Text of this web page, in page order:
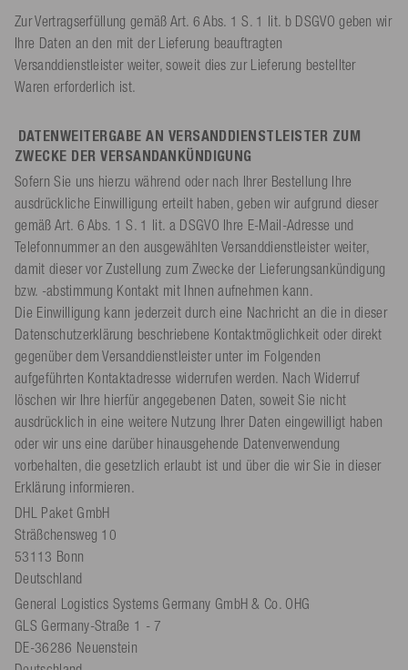
Zur Vertragserfüllung gemäß Art. 6 Abs. 1 S. 1 lit. b DSGVO geben wir
Ihre Daten an den mit der Lieferung beauftragten
Versanddienstleister weiter, soweit dies zur Lieferung bestellter
Waren erforderlich ist.
DATENWEITERGABE AN VERSANDDIENSTLEISTER ZUM
ZWECKE DER VERSANDANKÜNDIGUNG
Sofern Sie uns hierzu während oder nach Ihrer Bestellung Ihre
ausdrückliche Einwilligung erteilt haben, geben wir aufgrund dieser
gemäß Art. 6 Abs. 1 S. 1 lit. a DSGVO Ihre E-Mail-Adresse und
Telefonnummer an den ausgewählten Versanddienstleister weiter,
damit dieser vor Zustellung zum Zwecke der Lieferungsankündigung
bzw. -abstimmung Kontakt mit Ihnen aufnehmen kann.
Die Einwilligung kann jederzeit durch eine Nachricht an die in dieser
Datenschutzerklärung beschriebene Kontaktmöglichkeit oder direkt
gegenüber dem Versanddienstleister unter im Folgenden
aufgeführten Kontaktadresse widerrufen werden. Nach Widerruf
löschen wir Ihre hierfür angegebenen Daten, soweit Sie nicht
ausdrücklich in eine weitere Nutzung Ihrer Daten eingewilligt haben
oder wir uns eine darüber hinausgehende Datenverwendung
vorbehalten, die gesetzlich erlaubt ist und über die wir Sie in dieser
Erklärung informieren.
DHL Paket GmbH
Sträßchensweg 10
53113 Bonn
Deutschland
General Logistics Systems Germany GmbH & Co. OHG
GLS Germany-Straße 1 - 7
DE-36286 Neuenstein